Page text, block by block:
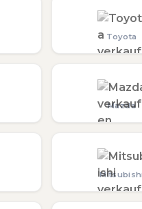
Toyota
Mazda
Mitsubishi